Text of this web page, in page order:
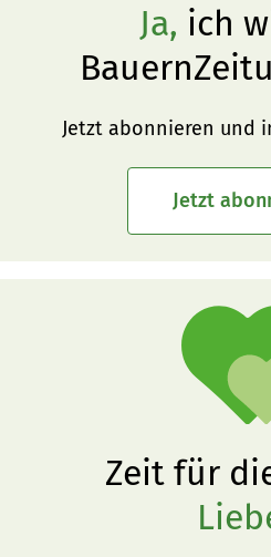
Ja, ich
Jetzt abonnieren und
Jetzt
Zeit für